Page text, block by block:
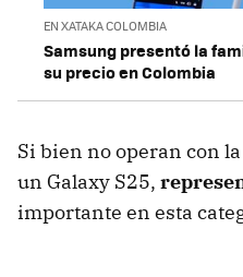
EN XATAKA COLOMBIA
Samsung presentó la
su precio en Colombia
Si bien no operan con
un Galaxy S25,
importante en esta